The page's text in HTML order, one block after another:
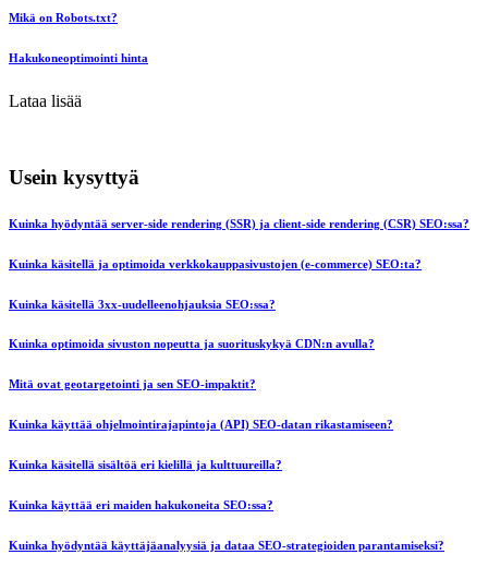
Mikä on Robots.txt?
Hakukoneoptimointi hinta
Lataa lisää
Usein kysyttyä
Kuinka hyödyntää server-side rendering (SSR) ja client-side rendering (CSR) SEO:ssa?
Kuinka käsitellä ja optimoida verkkokauppasivustojen (e-commerce) SEO:ta?
Kuinka käsitellä 3xx-uudelleenohjauksia SEO:ssa?
Kuinka optimoida sivuston nopeutta ja suorituskykyä CDN:n avulla?
Mitä ovat geotargetointi ja sen SEO-impaktit?
Kuinka käyttää ohjelmointirajapintoja (API) SEO-datan rikastamiseen?
Kuinka käsitellä sisältöä eri kielillä ja kulttuureilla?
Kuinka käyttää eri maiden hakukoneita SEO:ssa?
Kuinka hyödyntää käyttäjäanalyysiä ja dataa SEO-strategioiden parantamiseksi?